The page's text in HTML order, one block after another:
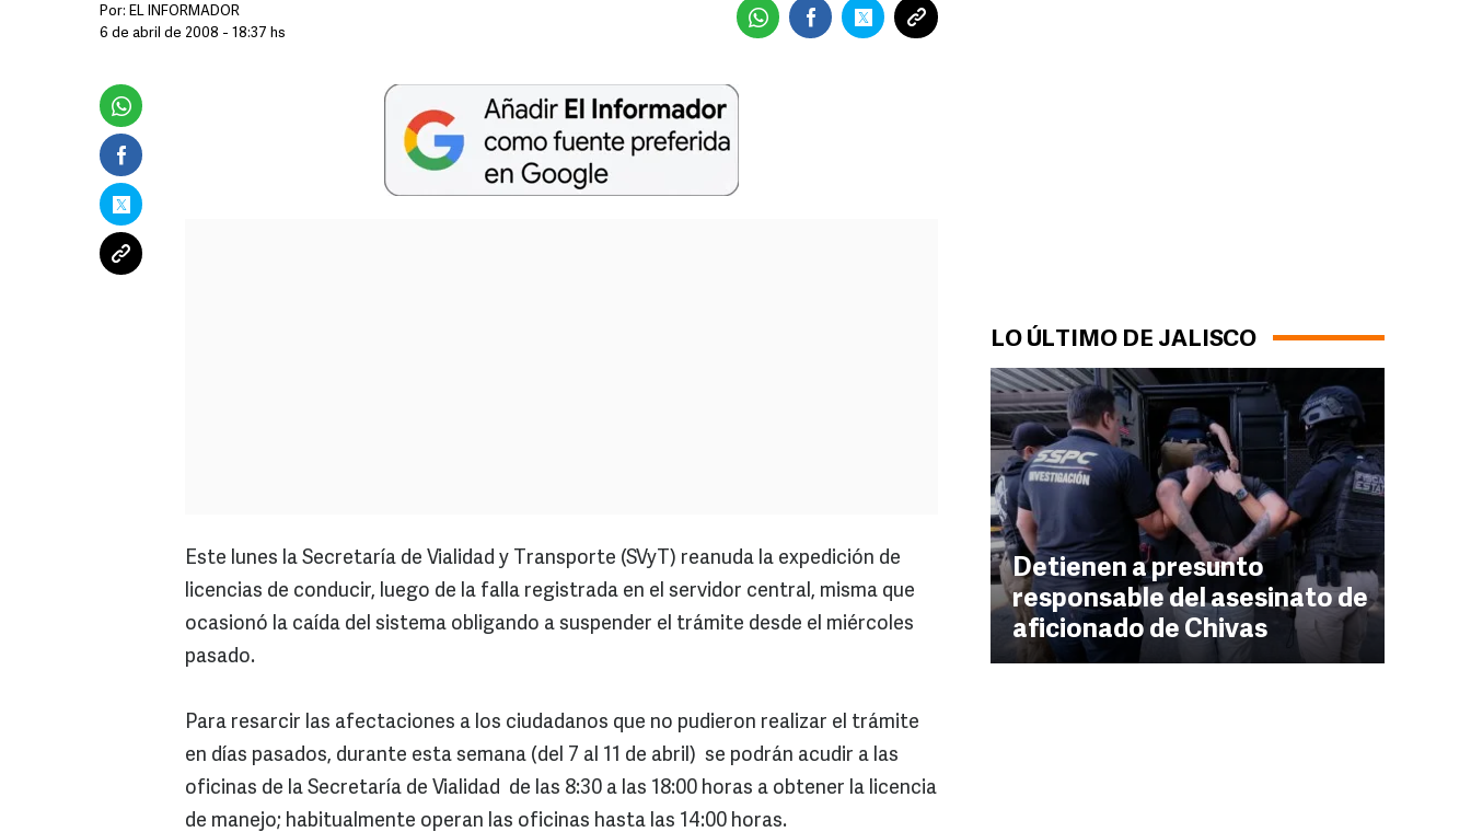
LO ÚLTIMO DE JALISCO
Detienen a presunto
responsable del asesinato de
aficionado de Chivas
Por: EL INFORMADOR
6 de abril de 2008 - 18:37 hs
Este lunes la Secretaría de Vialidad y Transporte (SVyT) reanuda la expedición de
licencias de conducir, luego de la falla registrada en el servidor central, misma que
ocasionó la caída del sistema obligando a suspender el trámite desde el miércoles
pasado.
Para resarcir las afectaciones a los ciudadanos que no pudieron realizar el trámite
en días pasados, durante esta semana (del 7 al 11 de abril) se podrán acudir a las
oficinas de la Secretaría de Vialidad de las 8:30 a las 18:00 horas a obtener la licencia
de manejo; habitualmente operan las oficinas hasta las 14:00 horas.